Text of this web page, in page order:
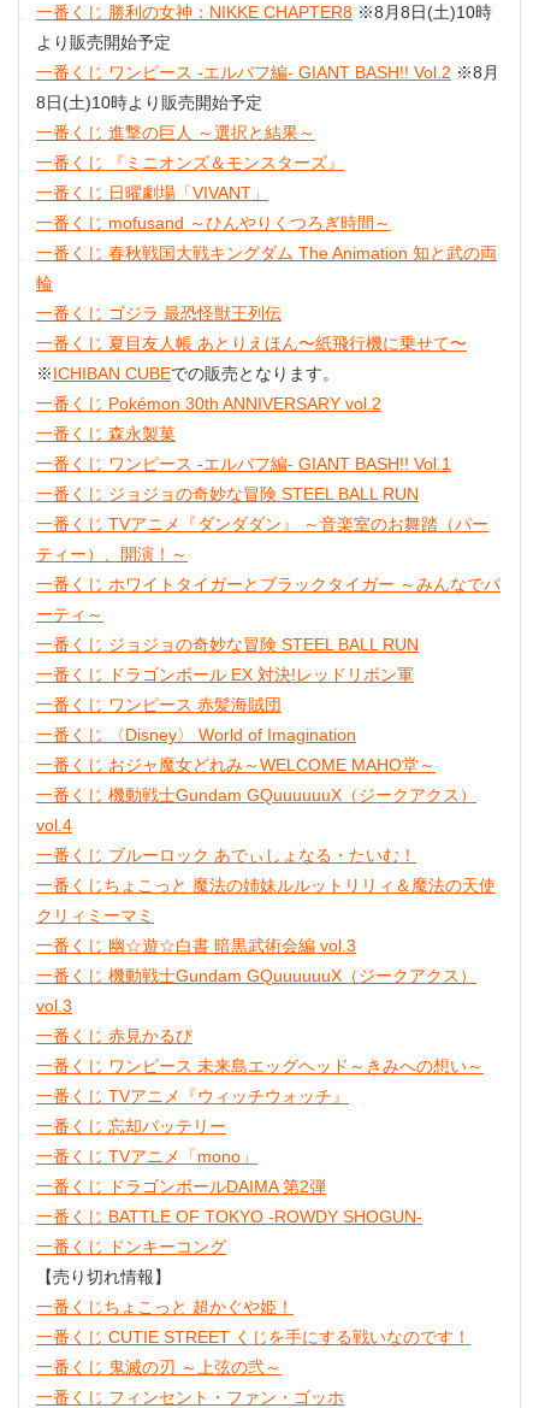
一番くじ 勝利の女神：NIKKE CHAPTER8 ※8月8日(土)10時
より販売開始予定
一番くじ ワンピース -エルバフ編- GIANT BASH!! Vol.2 ※8月
8日(土)10時より販売開始予定
一番くじ 進撃の巨人 ～選択と結果～
一番くじ 『ミニオンズ＆モンスターズ』
一番くじ 日曜劇場「VIVANT」
一番くじ mofusand ～ひんやりくつろぎ時間～
一番くじ 春秋戦国大戦キングダム The Animation 知と武の両
輪
一番くじ ゴジラ 最恐怪獣王列伝
一番くじ 夏目友人帳 あとりえほん〜紙飛行機に乗せて〜
※ICHIBAN CUBEでの販売となります。
一番くじ Pokémon 30th ANNIVERSARY vol.2
一番くじ 森永製菓
一番くじ ワンピース -エルバフ編- GIANT BASH!! Vol.1
一番くじ ジョジョの奇妙な冒険 STEEL BALL RUN
一番くじ TVアニメ『ダンダダン』 ～音楽室のお舞踏（パー
ティー）、開演！～
一番くじ ホワイトタイガーとブラックタイガー ～みんなでパ
ーティ～
一番くじ ジョジョの奇妙な冒険 STEEL BALL RUN
一番くじ ドラゴンボール EX 対決!レッドリボン軍
一番くじ ワンピース 赤髪海賊団
一番くじ 〈Disney〉 World of Imagination
一番くじ おジャ魔女どれみ～WELCOME MAHO堂～
一番くじ 機動戦士Gundam GQuuuuuuX（ジークアクス）
vol.4
一番くじ ブルーロック あでぃしょなる・たいむ！
一番くじちょこっと 魔法の姉妹ルルットリリィ＆魔法の天使
クリィミーマミ
一番くじ 幽☆遊☆白書 暗黒武術会編 vol.3
一番くじ 機動戦士Gundam GQuuuuuuX（ジークアクス）
vol.3
一番くじ 赤見かるび
一番くじ ワンピース 未来島エッグヘッド～きみへの想い～
一番くじ TVアニメ『ウィッチウォッチ』
一番くじ 忘却バッテリー
一番くじ TVアニメ「mono」
一番くじ ドラゴンボールDAIMA 第2弾
一番くじ BATTLE OF TOKYO -ROWDY SHOGUN-
一番くじ ドンキーコング
【売り切れ情報】
一番くじちょこっと 超かぐや姫！
一番くじ CUTIE STREET くじを手にする戦いなのです！
一番くじ 鬼滅の刃 ～上弦の弐～
一番くじ フィンセント・ファン・ゴッホ